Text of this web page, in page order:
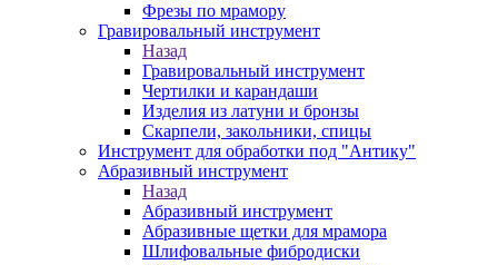
Фрезы по мрамору
Гравировальный инструмент
Назад
Гравировальный инструмент
Чертилки и карандаши
Изделия из латуни и бронзы
Скарпели, закольники, спицы
Инструмент для обработки под "Антику"
Абразивный инструмент
Назад
Абразивный инструмент
Абразивные щетки для мрамора
Шлифовальные фибродиски